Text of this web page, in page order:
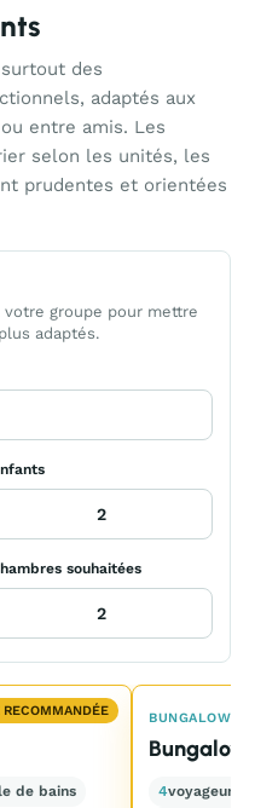
des
adaptés aux
entre amis. Les
selon les unités, les
prudentes et orientées
groupe pour mettre
adaptés.
souhaitées
RECOMMANDÉE
de bains
BUNGALOW
Bungalow
4voyageurs